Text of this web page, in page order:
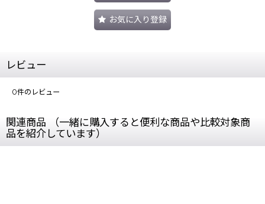
お気に入り登録
レビュー
0件のレビュー
関連商品 （一緒に購入すると便利な商品や比較対象商
品を紹介しています）